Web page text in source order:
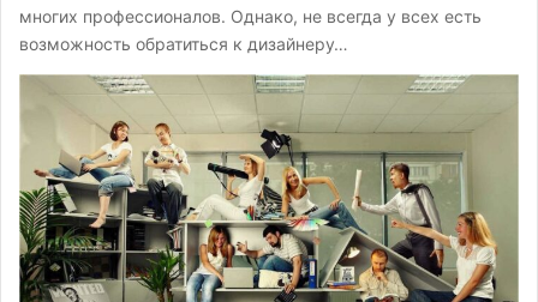
многих профессионалов. Однако, не всегда у всех есть
возможность обратиться к дизайнеру…